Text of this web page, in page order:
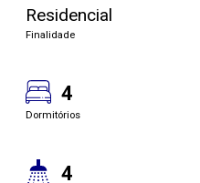
Residencial
Finalidade
4
Dormitórios
4